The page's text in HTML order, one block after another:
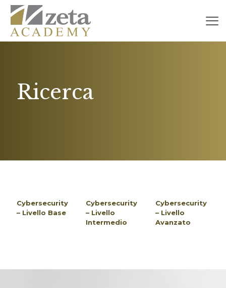
Ricerca
Cybersecurity
– Livello Base
Cybersecurity
– Livello
Intermedio
Cybersecurity
– Livello
Avanzato